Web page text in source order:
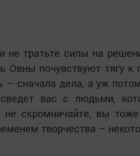
не тратьте силы на
Овны почувствуют тягу
– сначала дела, а уж
вас с людьми,
не скромничайте, вы
творчества –